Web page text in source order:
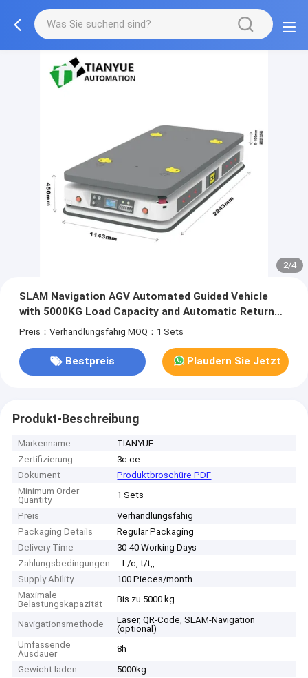
2/4
SLAM Navigation AGV Automated Guided Vehicle
with 5000KG Load Capacity and Automatic Return
To Charge for Industrial Transport
Preis：Verhandlungsfähig MOQ：1 Sets
Bestpreis Plaudern Sie Jetzt
Produkt-Beschreibung
Markenname
TIANYUE
Zertifizierung
3c.ce
Dokument
Produktbroschüre PDF
Minimum Order
Quantity
1 Sets
Preis
Verhandlungsfähig
Packaging Details
Regular Packaging
Delivery Time
30-40 Working Days
Zahlungsbedingungen
L/c, t/t,,
Supply Ability
100 Pieces/month
Maximale
Belastungskapazität
Bis zu 5000 kg
Navigationsmethode
Laser, QR-Code, SLAM-Navigation
(optional)
Umfassende
Ausdauer
8h
Gewicht laden
5000kg